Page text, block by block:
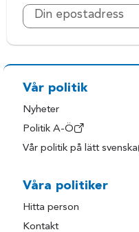
Vår politik
Nyheter
Politik A-Ö
Vår politik på lätt svenska
Våra politiker
Hitta person
Kontakt